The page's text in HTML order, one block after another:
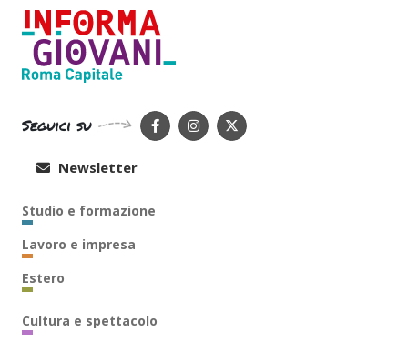
Seguici su
Newsletter
Studio e formazione
Lavoro e impresa
Estero
Cultura e spettacolo